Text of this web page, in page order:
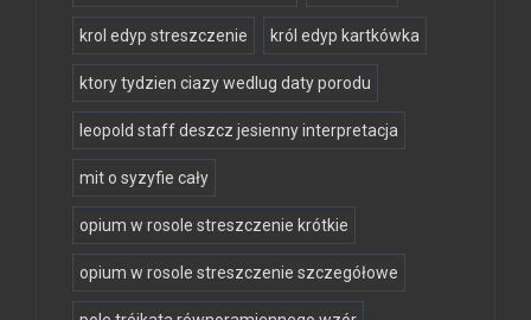
krol edyp streszczenie król edyp kartkówka
ktory tydzien ciazy wedlug daty porodu
leopold staff deszcz jesienny interpretacja
mit o syzyfie cały
opium w rosole streszczenie krótkie
opium w rosole streszczenie szczegółowe